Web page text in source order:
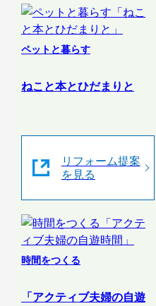
ペットと暮らす
ねこと本とひだまりと
リフォーム提案
を見る
時間をつくる
「アクティブ夫婦の自遊